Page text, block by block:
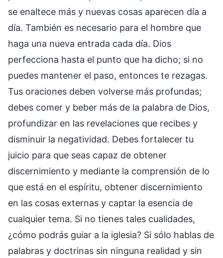
se enaltece más y nuevas cosas aparecen día a
día. También es necesario para el hombre que
haga una nueva entrada cada día. Dios
perfecciona hasta el punto que ha dicho; si no
puedes mantener el paso, entonces te rezagas.
Tus oraciones deben volverse más profundas;
debes comer y beber más de la palabra de Dios,
profundizar en las revelaciones que recibes y
disminuir la negatividad. Debes fortalecer tu
juicio para que seas capaz de obtener
discernimiento y mediante la comprensión de lo
que está en el espíritu, obtener discernimiento
en las cosas externas y captar la esencia de
cualquier tema. Si no tienes tales cualidades,
¿cómo podrás guiar a la iglesia? Si sólo hablas de
palabras y doctrinas sin ninguna realidad y sin